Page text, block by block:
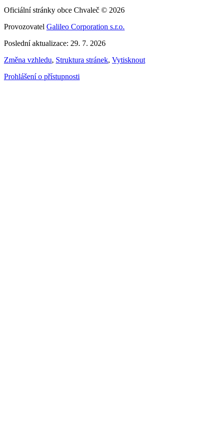
Oficiální stránky obce Chvaleč © 2026
Provozovatel Galileo Corporation s.r.o.
Poslední aktualizace: 29. 7. 2026
Změna vzhledu, Struktura stránek, Vytisknout
Prohlášení o přístupnosti